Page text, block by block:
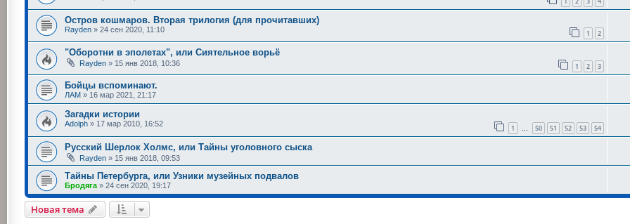
Остров кошмаров. Вторая трилогия (для прочитавших)
Rayden » 24 сен 2020, 11:10 1 2
"Оборотни в эполетах", или Сиятельное ворьё
Rayden » 15 янв 2018, 10:36 1 2 3
Бойцы вспоминают.
ЛАМ » 16 мар 2021, 21:17
Загадки истории
Adolph » 17 мар 2010, 16:52 1 … 50 51 52 53 54
Русский Шерлок Холмс, или Тайны уголовного сыска
Rayden » 15 янв 2018, 09:53
Тайны Петербурга, или Узники музейных подвалов
Бродяга » 24 сен 2020, 19:17
Новая тема